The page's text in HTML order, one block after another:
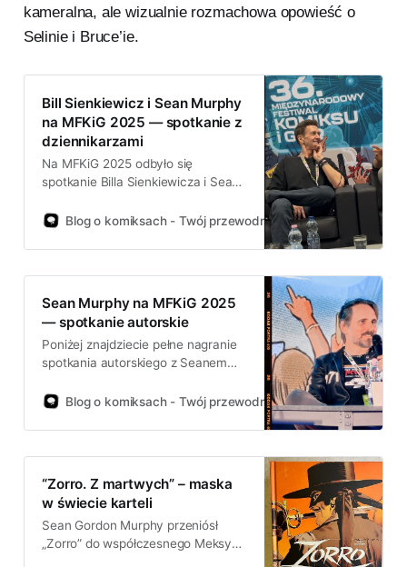
kameralna, ale wizualnie rozmachowa opowieść o
Selinie i Bruce’ie.
Bill Sienkiewicz i Sean Murphy
na MFKiG 2025 — spotkanie z
dziennikarzami
Na MFKiG 2025 odbyło się
spotkanie Billa Sienkiewicza i Seana
Atmosfera była swobodna, a
pracy nad komiksami, źródłach
inspiracji i tym, jak zmienia się
dopytywali współprace i plany.
Blog o komiksach - Twój przewodnik po świecie komiksów!
Sean Murphy na MFKiG 2025
— spotkanie autorskie
Poniżej znajdziecie pełne nagranie
spotkania autorskiego z Seanem
mówi m.in. o kulisach pracy nad
dotyczących tej serii.
Blog o komiksach - Twój przewodnik po świecie komiksów!
“Zorro. Z martwych” – maska
w świecie karteli
Sean Gordon Murphy przeniósł
„Zorro” do współczesnego Meksyku